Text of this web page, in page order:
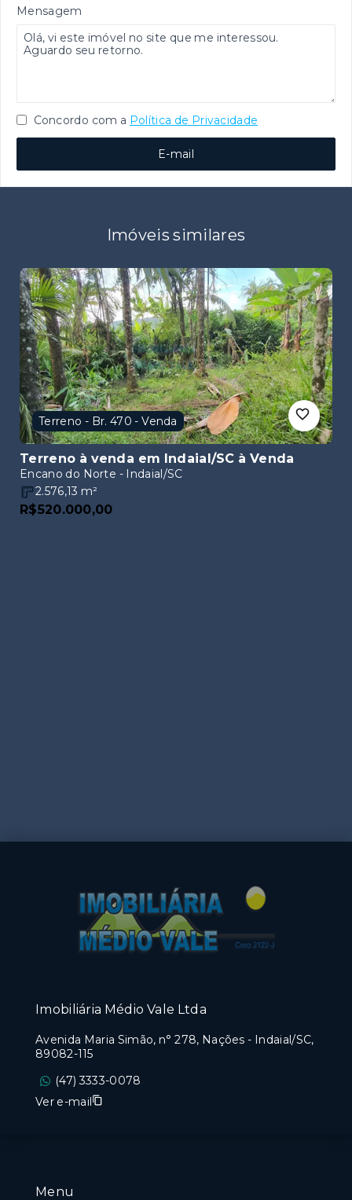
Mensagem
Concordo com a Política de Privacidade
E-mail
Imóveis similares
Terreno - Br. 470 - Venda
Terreno à venda em Indaial/SC à Venda
Encano do Norte - Indaial/SC
2.576,13 m²
R$520.000,00
Menu
Imobiliária Médio Vale Ltda
Avenida Maria Simão, n° 278, Nações - Indaial/SC,
89082-115
(47) 3333-0078
Ver e-mail